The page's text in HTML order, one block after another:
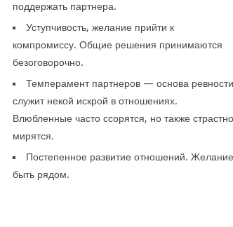
поддержать партнера.
Уступчивость, желание прийти к
компромиссу. Общие решения принимаются
безоговорочно.
Темперамент партнеров — основа
служит некой искрой в отношениях.
Влюбленные часто ссорятся, но также страстно
мирятся.
Постепенное развитие отношений. Желание
быть рядом.